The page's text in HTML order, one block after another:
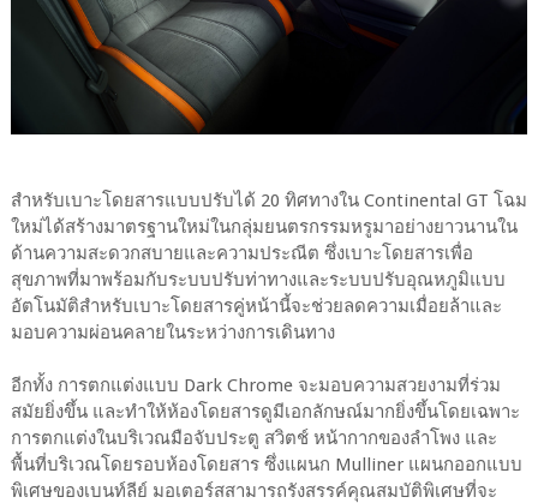
สำหรับเบาะโดยสารแบบปรับได้ 20 ทิศทางใน Continental GT โฉม
ใหม่ได้สร้างมาตรฐานใหม่ในกลุ่มยนตรกรรมหรูมาอย่างยาวนานใน
ด้านความสะดวกสบายและความประณีต ซึ่งเบาะโดยสารเพื่อ
สุขภาพที่มาพร้อมกับระบบปรับท่าทางและระบบปรับอุณหภูมิแบบ
อัตโนมัติสำหรับเบาะโดยสารคู่หน้านี้จะช่วยลดความเมื่อยล้าและ
มอบความผ่อนคลายในระหว่างการเดินทาง
อีกทั้ง การตกแต่งแบบ Dark Chrome จะมอบความสวยงามที่ร่วม
สมัยยิ่งขึ้น และทำให้ห้องโดยสารดูมีเอกลักษณ์มากยิ่งขึ้นโดยเฉพาะ
การตกแต่งในบริเวณมือจับประตู สวิตช์ หน้ากากของลำโพง และ
พื้นที่บริเวณโดยรอบห้องโดยสาร ซึ่งแผนก Mulliner แผนกออกแบบ
พิเศษของเบนท์ลีย์ มอเตอร์สสามารถรังสรรค์คุณสมบัติพิเศษที่จะ